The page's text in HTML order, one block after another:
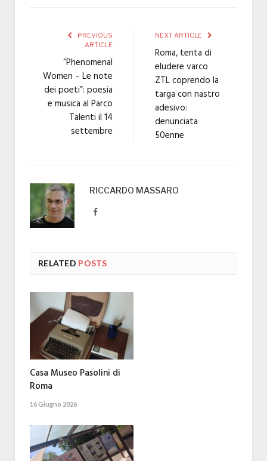
PREVIOUS
ARTICLE
“Phenomenal
Women – Le note
dei poeti”: poesia
e musica al Parco
Talenti il 14
settembre
NEXT ARTICLE
Roma, tenta di
eludere varco
ZTL coprendo la
targa con nastro
adesivo:
denunciata
50enne
RICCARDO MASSARO
Facebook
RELATED POSTS
Casa Museo Pasolini di
Roma
16 Giugno 2026